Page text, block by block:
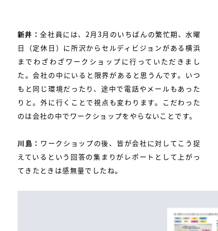
新井：全社員には、2月3月のいちばんの繁忙期、水曜
日（定休日）に所沢からセルディビジョンがある横浜
までわざわざワークショップに行っていただきまし
た。会社の中にいると限界があると思うんです。いつ
もと同じ環境だったり、途中で電話やメールもあった
りと。外に行くことで視点も変わります。こだわった
のは会社の中でワークショップをやらないことです。
川島： ワークショップの後、皆が会社に対してこう捉
えているという回答の集まりがレポートとして上がっ
てきたときは感無量でしたね。